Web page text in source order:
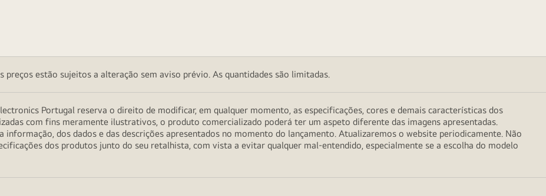
preços estão sujeitos a alteração sem aviso prévio. As quantidades são limitadas.
Portugal reserva o direito de modificar, em qualquer momento, as especificações, cores e demais características dos
com fins meramente ilustrativos, o produto comercializado poderá ter um aspeto diferente das imagens apresentadas.
dos dados e das descrições apresentados no momento do lançamento. Atualizaremos o website periodicamente. Não
dos produtos junto do seu retalhista, com vista a evitar qualquer mal-entendido, especialmente se a escolha do modelo